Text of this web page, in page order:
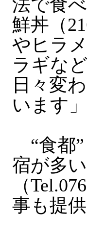
法で食
鮮丼（
やヒラ
ラギな
日々変
います
“食都”
宿が多
（
事も提供